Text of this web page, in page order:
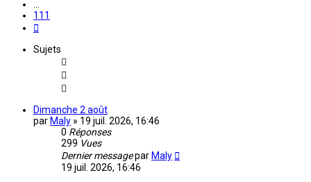
111
Sujets
Dimanche 2 août
par Maly » 19 juil. 2026, 16:46
0 Réponses
299 Vues
Dernier messagepar Maly
19 juil. 2026, 16:46